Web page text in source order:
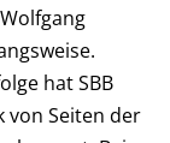
hat SBB
von Seiten der